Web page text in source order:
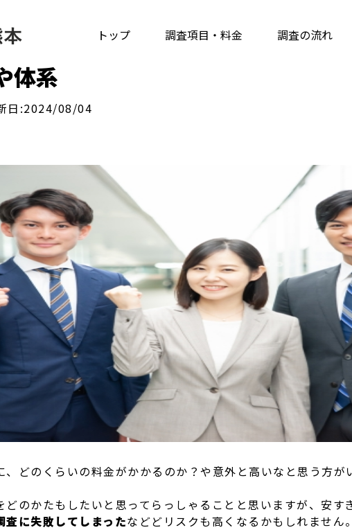
トップ 調査項目・料金 調査の流れ
体系
日:2024/08/04
どのくらいの料金がかかるのか？や意外と高いなと思う方が
のかたもしたいと思ってらっしゃることと思いますが、安す
査に失敗してしまったなどどリスクも高くなるかもしれません。